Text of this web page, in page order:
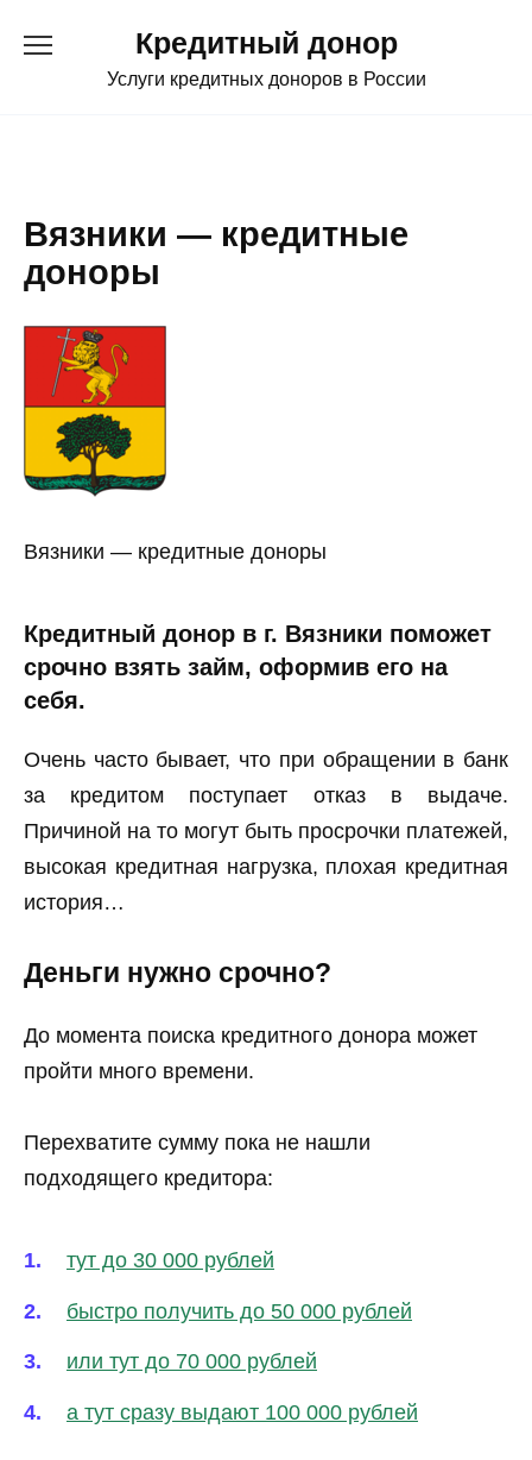
содержанию
Кредитный донор
Услуги кредитных доноров в России
Вязники — кредитные
доноры
Вязники — кредитные доноры
Кредитный донор в г. Вязники поможет
срочно взять займ, оформив его на
себя.
Очень часто бывает, что при обращении в банк
за кредитом поступает отказ в выдаче.
Причиной на то могут быть просрочки платежей,
высокая кредитная нагрузка, плохая кредитная
история…
Деньги нужно срочно?
До момента поиска кредитного донора может
пройти много времени.
Перехватите сумму пока не нашли
подходящего кредитора:
тут до 30 000 рублей
быстро получить до 50 000 рублей
или тут до 70 000 рублей
а тут сразу выдают 100 000 рублей